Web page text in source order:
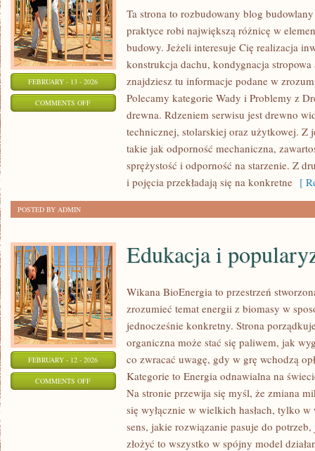
FEBRUARY - 13 - 2026
COMMENTS OFFON
Ta strona to rozbudowany blog
praktyce robi największą różnicę w
budowy. Jeżeli interesuje Cię realizacja
konstrukcja dachu, kondygnacja
znajdziesz tu informacje podane w
Polecamy kategorie Wady i Problemy z
drewna. Rdzeniem serwisu jest drewno
technicznej, stolarskiej oraz użytkowej. Z
takie jak odporność mechaniczna,
sprężystość i odporność na starzenie. Z
i pojęcia przekładają się na konkretne [
POSTED BY ADMIN
FEBRUARY - 12 - 2026
COMMENTS OFFON
POPULARYZACJA
Edukacja i
Wikana BioEnergia to przestrzeń
zrozumieć temat energii z biomasy w
jednocześnie konkretny. Strona
organiczna może stać się paliwem, jak
co zwracać uwagę, gdy w grę wchodzą
Kategorie to Energia odnawialna na
Na stronie przewija się myśl, że zmiana
się wyłącznie w wielkich hasłach, tylko
sens, jakie rozwiązanie pasuje do
złożyć to wszystko w spójny model